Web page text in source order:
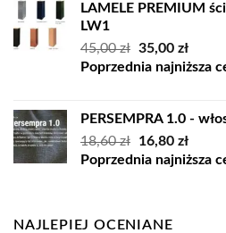
LAMELE PREMIUM
LW1
45,00zł Pierwotna
cena
35,00 zł
cena
Poprzednia najniższa
PERSEMPRA 1.0 -
18,60zł
Pierwotna
cena
16,80 zł
cena
Poprzednia najniższa
NAJLEPIEJ OCENIANE